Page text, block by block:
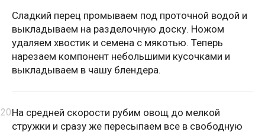
Сладкий перец промываем под проточной водой и
выкладываем на разделочную доску. Ножом
удаляем хвостик и семена с мякотью. Теперь
нарезаем компонент небольшими кусочками и
выкладываем в чашу блендера.
На средней скорости рубим овощ до мелкой
стружки и сразу же пересыпаем все в свободную